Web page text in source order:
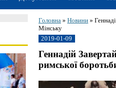
Головна » Новини »
Мінську
2019-01-09
Геннадій
римської